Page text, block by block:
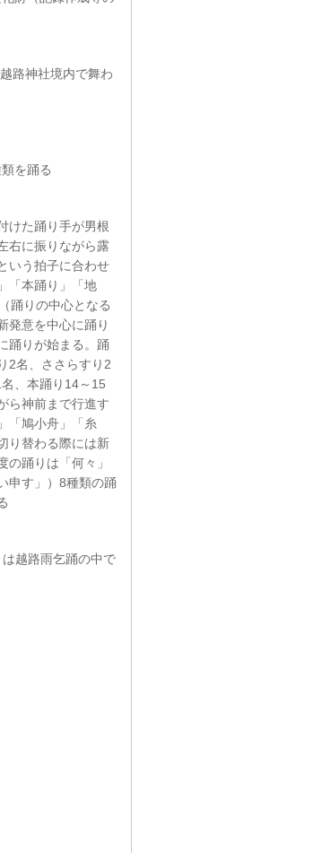
路神社境内で舞わ
を踊る
けた踊り手が男根
右に振りながら露
いう拍子に合わせ
「本踊り」「地
踊りの中心となる
発意を中心に踊り
踊りが始まる。踊
2名、ささらすり2
、本踊り14～15
ら神前まで行進す
「鳩小舟」「糸
り替わる際には新
踊りは「何々」
申す」）8種類の踊
越路雨乞踊の中で